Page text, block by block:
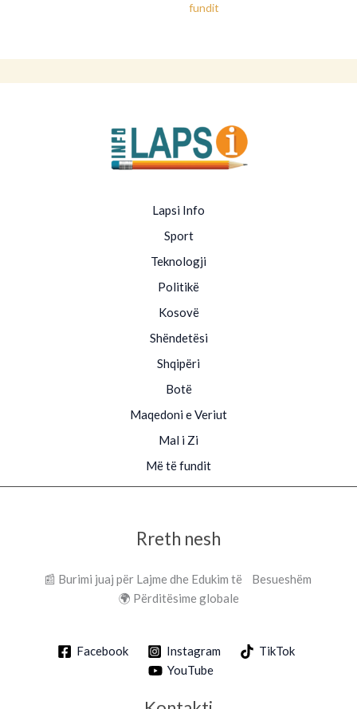
fundit
Lapsi Info
Sport
Teknologji
Politikë
Kosovë
Shëndetësi
Shqipëri
Botë
Maqedoni e Veriut
Mal i Zi
Më të fundit
Rreth nesh
📰 Burimi juaj për Lajme dhe Edukim të Besueshëm
🌍 Përditësime globale
Facebook Instagram
TikTok
YouTube